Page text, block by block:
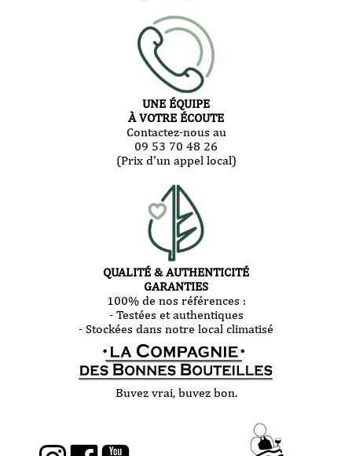
UNE ÉQUIPE
À VOTRE ÉCOUTE
Contactez-nous au
09 53 70 48 26
(Prix d'un appel local)
QUALITÉ & AUTHENTICITÉ
GARANTIES
100% de nos références :
- Testées et authentiques
- Stockées dans notre local climatisé
Buvez vrai, buvez bon.